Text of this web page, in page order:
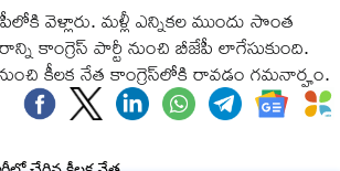
వెళ్లారు. మళ్లీ ఎన్నికల ముందు సొంత
కాంగ్రెస్ పార్టీ నుంచి బీజేపీ లాగేసుకుంది.
కీలక నేత కాంగ్రెస్‭లోకి రావడం గమనార్హం.